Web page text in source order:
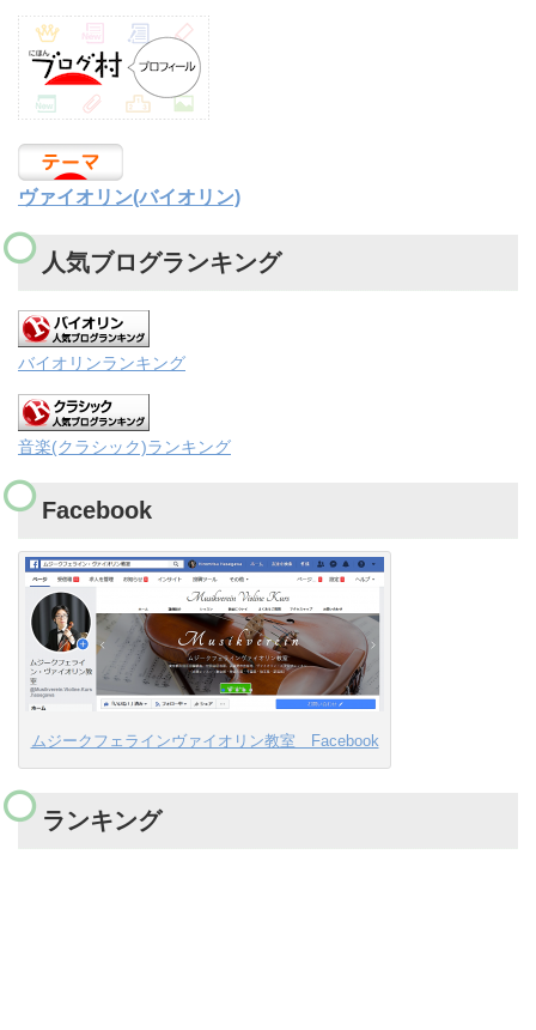
ヴァイオリン(バイオリン)
人気ブログランキング
バイオリンランキング
音楽(クラシック)ランキング
Facebook
ムジークフェラインヴァイオリン教室 Facebook
ランキング